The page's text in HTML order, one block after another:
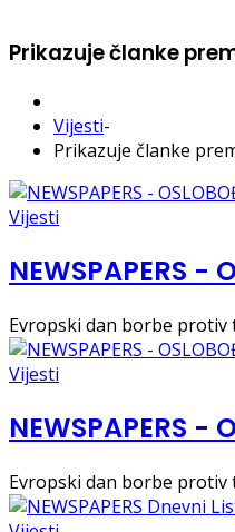
Prikazuje članke
Vijesti-
Prikazuje članke
Vijesti
NEWSPAPERS -
Evropski dan borbe
Vijesti
NEWSPAPERS -
Evropski dan borbe